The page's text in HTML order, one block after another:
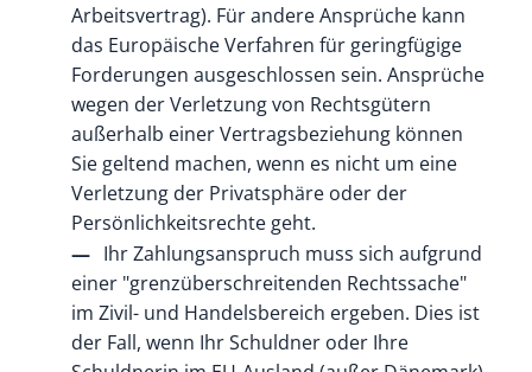
Arbeitsvertrag). Für andere Ansprüche kann
das Europäische Verfahren für geringfügige
Forderungen ausgeschlossen sein. Ansprüche
wegen der Verletzung von Rechtsgütern
außerhalb einer Vertragsbeziehung können
Sie geltend machen, wenn es nicht um eine
Verletzung der Privatsphäre oder der
Persönlichkeitsrechte geht.
Ihr Zahlungsanspruch muss sich aufgrund
einer "grenzüberschreitenden Rechtssache"
im Zivil- und Handelsbereich ergeben. Dies ist
der Fall, wenn Ihr Schuldner oder Ihre